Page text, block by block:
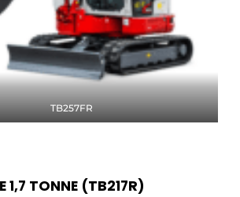
TB257FR
1,7 TONNE (TB217R)